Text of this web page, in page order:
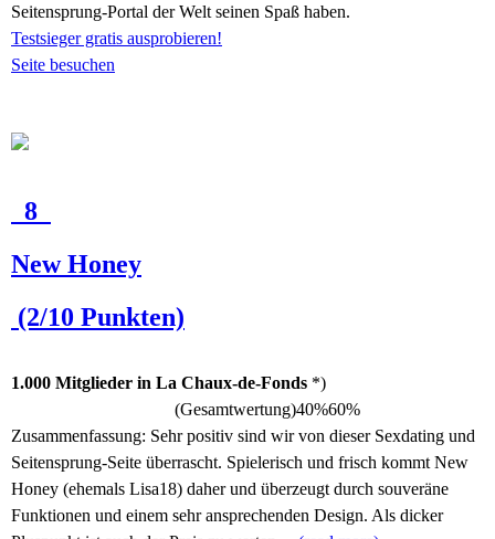
Seitensprung-Portal der Welt seinen Spaß haben.
Testsieger gratis ausprobieren!
Seite besuchen
8
New Honey
(2/10 Punkten)
1.000 Mitglieder in La Chaux-de-Fonds *)
(Gesamtwertung)40%60%
Zusammenfassung: Sehr positiv sind wir von dieser Sexdating und
Seitensprung-Seite überrascht. Spielerisch und frisch kommt New
Honey (ehemals Lisa18) daher und überzeugt durch souveräne
Funktionen und einem sehr ansprechenden Design. Als dicker